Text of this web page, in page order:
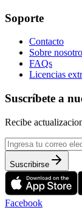
Soporte
Contacto
Sobre
FAQs
Licencias
Suscríbete a
Recibe
Suscribirse
Facebook